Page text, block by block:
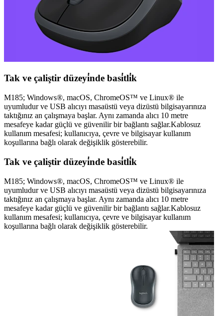
Tak ve çaliştir düzeyi̇nde basi̇tli̇k
M185; Windows®, macOS, ChromeOS™ ve Linux® ile
uyumludur ve USB alıcıyı masaüstü veya dizüstü bilgisayarınıza
taktığınız an çalışmaya başlar. Aynı zamanda alıcı 10 metre
mesafeye kadar güçlü ve güvenilir bir bağlantı sağlar.Kablosuz
kullanım mesafesi; kullanıcıya, çevre ve bilgisayar kullanım
koşullarına bağlı olarak değişiklik gösterebilir.
Tak ve çaliştir düzeyi̇nde basi̇tli̇k
M185; Windows®, macOS, ChromeOS™ ve Linux® ile
uyumludur ve USB alıcıyı masaüstü veya dizüstü bilgisayarınıza
taktığınız an çalışmaya başlar. Aynı zamanda alıcı 10 metre
mesafeye kadar güçlü ve güvenilir bir bağlantı sağlar.Kablosuz
kullanım mesafesi; kullanıcıya, çevre ve bilgisayar kullanım
koşullarına bağlı olarak değişiklik gösterebilir.